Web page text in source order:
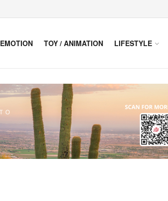
EMOTION TOY / ANIMATION LIFESTYLE